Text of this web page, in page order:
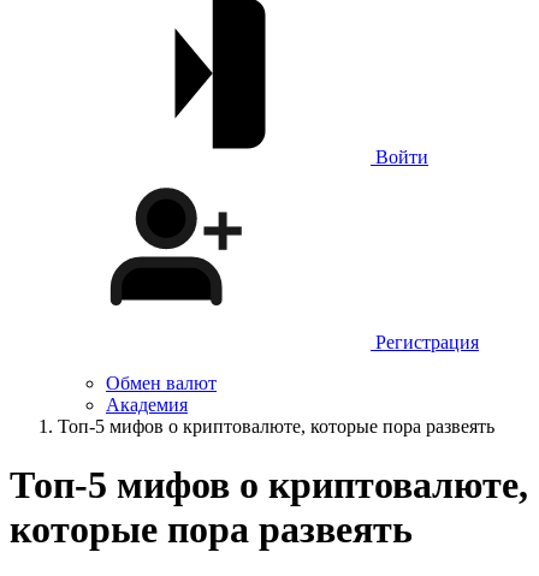
Войти
Регистрация
Обмен валют
Академия
Топ-5 мифов о криптовалюте, которые пора развеять
Топ-5 мифов о криптовалюте,
которые пора развеять